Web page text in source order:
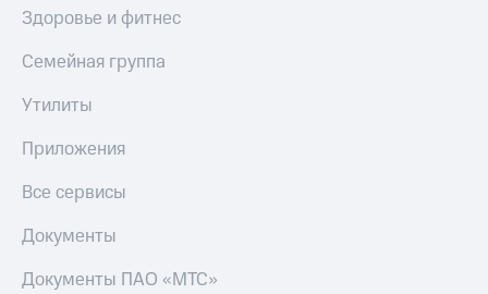
Здоровье и фитнес
Семейная группа
Утилиты
Приложения
Все сервисы
Документы
Документы ПАО «МТС»